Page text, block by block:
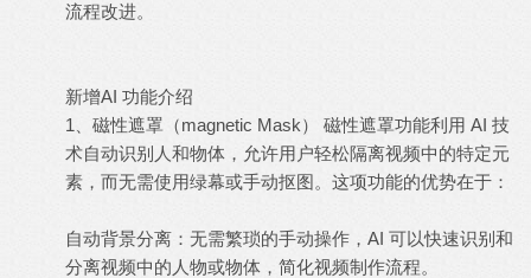
流程改进。
新增AI 功能介绍
1、磁性遮罩（magnetic Mask） 磁性遮罩功能利用 AI 技
术自动识别人和物体，允许用户轻松隔离视频中的特定元
素，而无需使用绿幕或手动抠图。这项功能的优势在于：
自动背景分离：无需繁琐的手动操作，AI 可以快速识别和
分离视频中的人物或物体，简化视频制作流程。